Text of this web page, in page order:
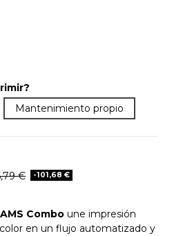
asistencia y soporte. Resuelve
Garantía básica. Lo que el
Mantenimiento propio
€ -101,68 €
Combo une impresión
en un flujo automatizado y